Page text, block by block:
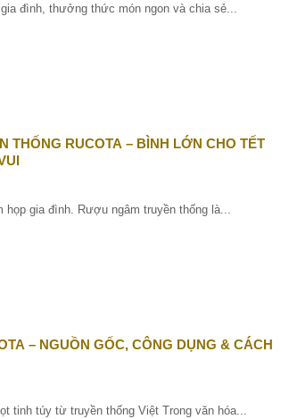
đình, thưởng thức món ngon và chia sẻ...
THỐNG RUCOTA – BÌNH LỚN CHO TẾT
gia đình. Rượu ngâm truyền thống là...
– NGUỒN GỐC, CÔNG DỤNG & CÁCH
tinh túy từ truyền thống Việt Trong văn hóa...